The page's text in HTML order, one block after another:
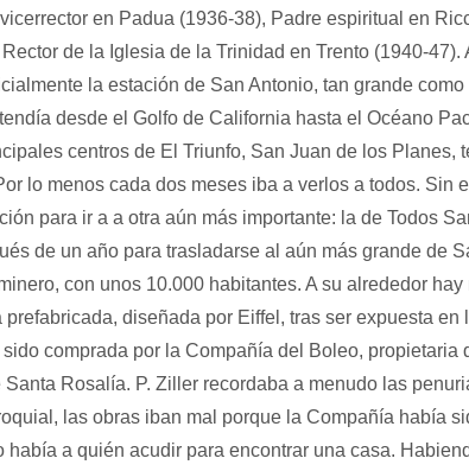
en Padua (1936-38), Padre espiritual en
de la Iglesia de la Trinidad en Trento (1940-47).
la estación de San Antonio, tan grande como
desde el Golfo de California hasta el Océano
centros de El Triunfo, San Juan de los Planes,
lo menos cada dos meses iba a verlos a todos. Sin
para ir a a otra aún más importante: la de Todos
de un año para trasladarse al aún más grande de
con unos 10.000 habitantes. A su alrededor hay
diseñada por Eiffel, tras ser expuesta en
comprada por la Compañía del Boleo, propietaria
Rosalía. P. Ziller recordaba a menudo las
las obras iban mal porque la Compañía había
había a quién acudir para encontrar una casa.